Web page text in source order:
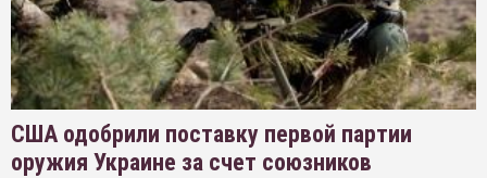
США одобрили поставку первой партии
оружия Украине за счет союзников